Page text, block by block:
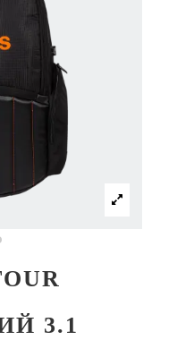
3.1